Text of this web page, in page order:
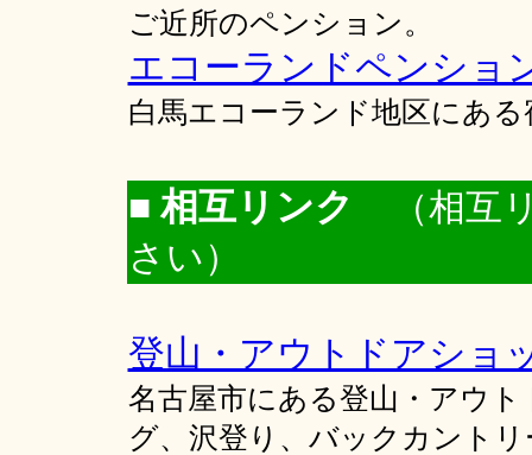
ご近所のペンション。
エコーランドペンショ
白馬エコーランド地区にある
■ 相互リンク
（相互
さい）
登山・アウトドアシ
名古屋市にある登山・アウ
グ、沢登り、バックカント